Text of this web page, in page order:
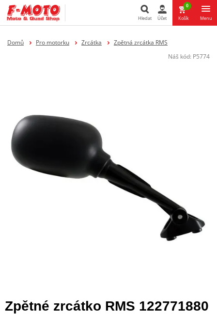
Hledat Účet
0
Košík Menu
Domů Pro motorku Zrcátka
Zpětná zrcátka RMS
Náš kód: P5774
Zpětné zrcátko RMS 122771880